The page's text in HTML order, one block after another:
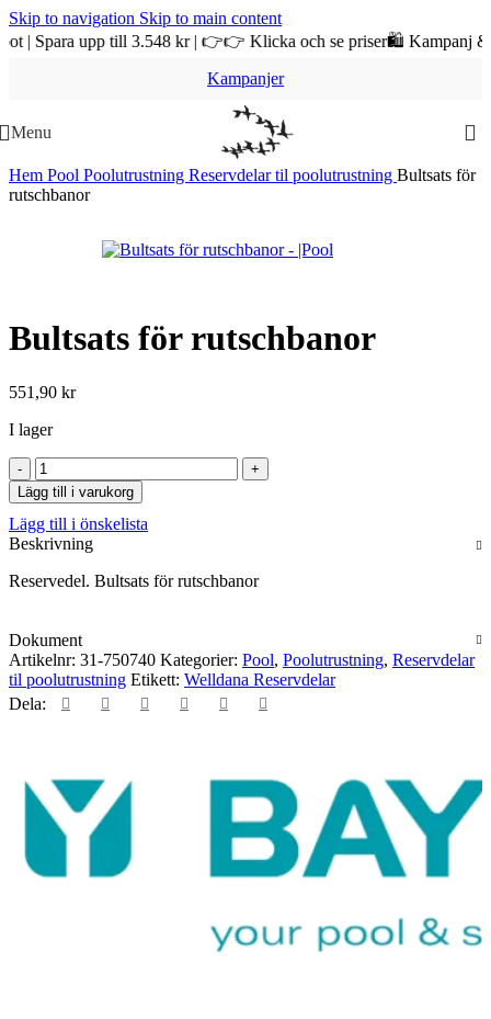
Skip to navigation Skip to main content
upp till 3.548 kr | 👉👉 Klicka och se priser🛍️ Kampanj & REA
Kampanjer
Menu
Hem Pool Poolutrustning Reservdelar til poolutrustning Bultsats för
rutschbanor
Bultsats för rutschbanor
551,90 kr
I lager
Bultsats
för
rutschbanor
mängd
Lägg till i varukorg
Lägg till i önskelista
Beskrivning
Reservedel. Bultsats för rutschbanor
Dokument
Artikelnr: 31-750740 Kategorier: Pool, Poolutrustning, Reservdelar
til poolutrustning Etikett: Welldana Reservdelar
Dela: